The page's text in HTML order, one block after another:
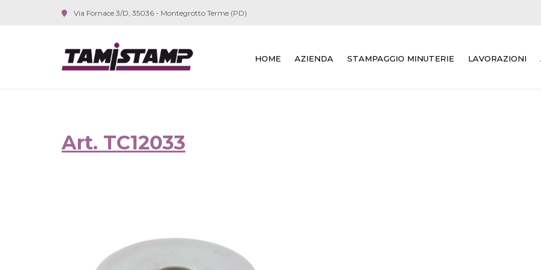
Via Fornace 3/D, 35036 - Montegrotto Terme (PD)
HOME AZIENDA STAMPAGGIO MINUTERIE LAVORAZIONI
Art. TC12033